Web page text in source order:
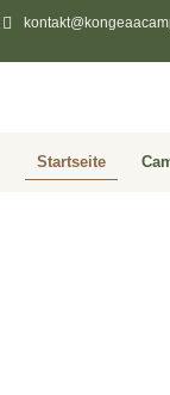
Startseite